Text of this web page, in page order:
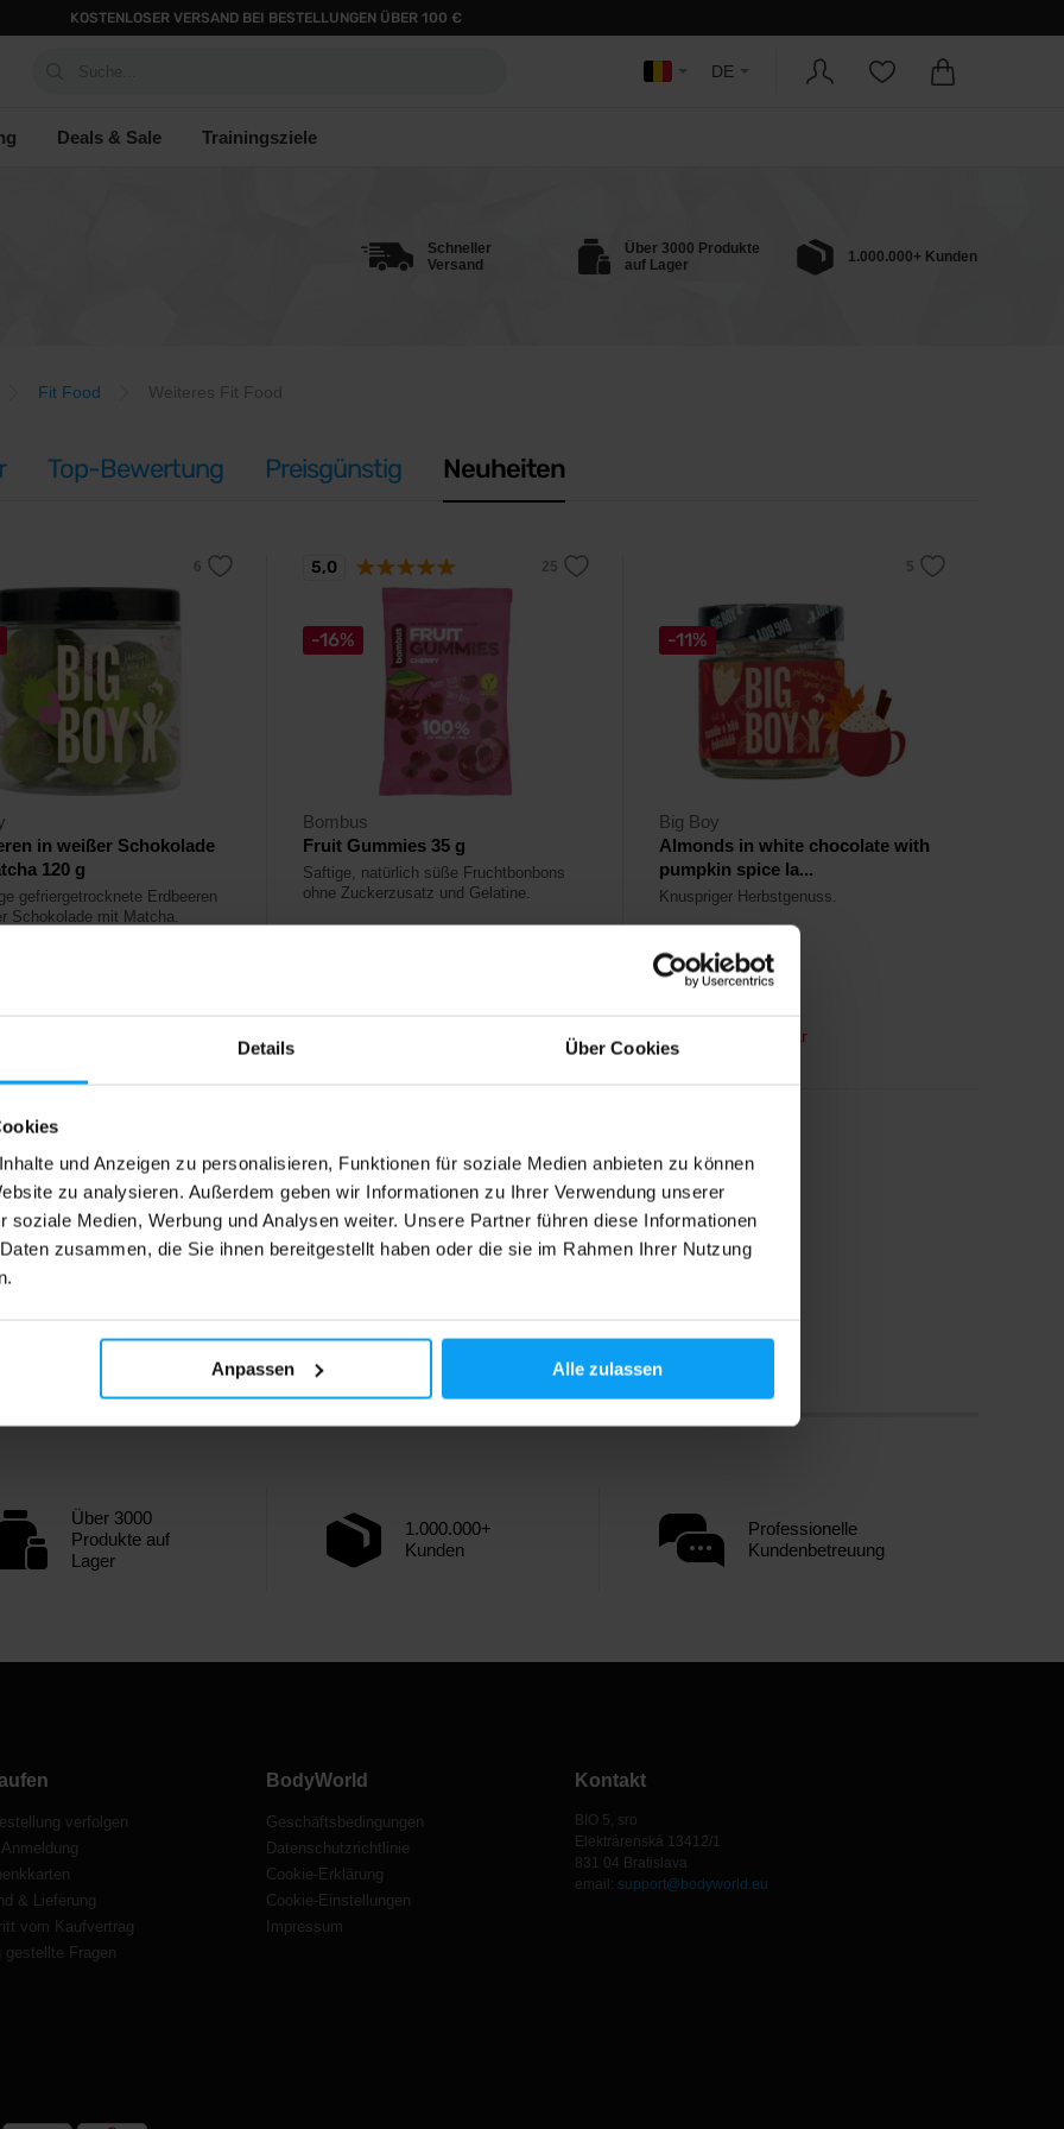
Details Über Cookies
und Anzeigen zu personalisieren, Funktionen für soziale Medien anbieten zu können
zu analysieren. Außerdem geben wir Informationen zu Ihrer Verwendung unserer
soziale Medien, Werbung und Analysen weiter. Unsere Partner führen diese Informationen
zusammen, die Sie ihnen bereitgestellt haben oder die sie im Rahmen Ihrer Nutzung
Anpassen Alle zulassen
KOSTENLOSER VERSAND BEI BESTELLUNGEN ÜBER 100 €
DE
Deals & Sale Trainingsziele
Schneller
Versand
Über 3000 Produkte
auf Lager
1.000.000+ Kunden
Fit Food Weiteres Fit Food
Top-Bewertung Preisgünstig Neuheiten
in weißer Schokolade
120 g
gefriergetrocknete Erdbeeren
Schokolade mit Matcha.
-16%
Bombus
Fruit Gummies 35 g
Saftige, natürlich süße Fruchtbonbons
ohne Zuckerzusatz und Gelatine.
5,0
-11%
Big Boy
Almonds in white chocolate with
pumpkin spice la...
Knuspriger Herbstgenuss.
5,69€
Nicht mehr lieferbar
Über 3000
Produkte auf
Lager
1.000.000+
Kunden
Professionelle
Kundenbetreuung
verfolgen
& Lieferung
vom Kaufvertrag
gestellte Fragen
BodyWorld
Geschäftsbedingungen
Datenschutzrichtlinie
Cookie-Erklärung
Cookie-Einstellungen
Impressum
Kontakt
BIO 5, sro
Elektrárenská 13412/1
831 04 Bratislava
email: support@bodyworld.eu